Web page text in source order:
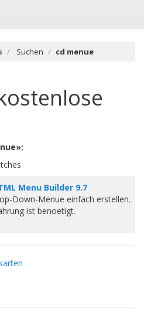
Suchen cd menue
Menu Builder 9.7
Down-Menue einfach erstellen.
ist benoetigt.